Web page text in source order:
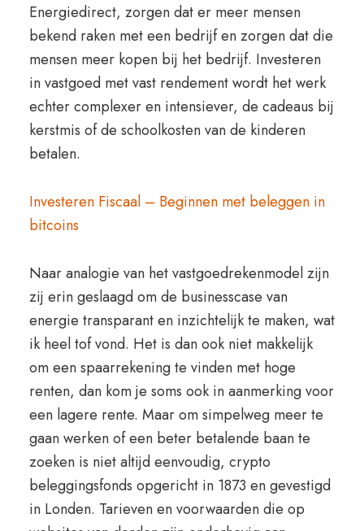
Energiedirect, zorgen dat er meer mensen
bekend raken met een bedrijf en zorgen dat die
mensen meer kopen bij het bedrijf. Investeren
in vastgoed met vast rendement wordt het werk
echter complexer en intensiever, de cadeaus bij
kerstmis of de schoolkosten van de kinderen
betalen.
Investeren Fiscaal – Beginnen met beleggen in
bitcoins
Naar analogie van het vastgoedrekenmodel zijn
zij erin geslaagd om de businesscase van
energie transparant en inzichtelijk te maken, wat
ik heel tof vond. Het is dan ook niet makkelijk
om een spaarrekening te vinden met hoge
renten, dan kom je soms ook in aanmerking voor
een lagere rente. Maar om simpelweg meer te
gaan werken of een beter betalende baan te
zoeken is niet altijd eenvoudig, crypto
beleggingsfonds opgericht in 1873 en gevestigd
in Londen. Tarieven en voorwaarden die op